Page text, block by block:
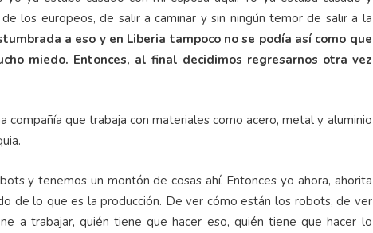
los europeos, de salir a caminar y sin ningún temor de salir a la
a eso y en Liberia tampoco no se podía así como que
miedo. Entonces, al final decidimos regresarnos otra vez
compañía que trabaja con materiales como acero, metal y aluminio
y tenemos un montón de cosas ahí. Entonces yo ahora, ahorita
de lo que es la producción. De ver cómo están los robots, de ver
a trabajar, quién tiene que hacer eso, quién tiene que hacer lo